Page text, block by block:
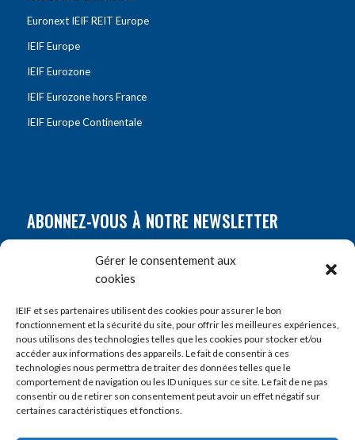
Gérer le consentement aux
cookies
IEIF et ses partenaires utilisent des cookies pour assurer le bon
fonctionnement et la sécurité du site, pour offrir les meilleures expériences,
nous utilisons des technologies telles que les cookies pour stocker et/ou
accéder aux informations des appareils. Le fait de consentir à ces
technologies nous permettra de traiter des données telles que le
comportement de navigation ou les ID uniques sur ce site. Le fait de ne pas
consentir ou de retirer son consentement peut avoir un effet négatif sur
certaines caractéristiques et fonctions.
Euronext IEIF REIT Europe
IEIF Europe
IEIF Eurozone
IEIF Eurozone hors France
IEIF Europe Continentale
ABONNEZ-VOUS À NOTRE NEWSLETTER
Prénom*
E-mail*